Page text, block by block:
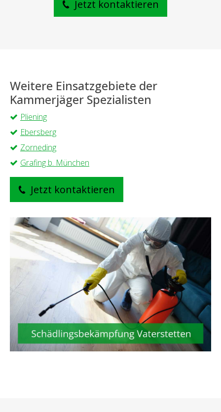
Jetzt kontaktieren
Weitere Einsatzgebiete der
Kammerjäger Spezialisten
Pliening
Ebersberg
Zorneding
Grafing b. München
Jetzt kontaktieren